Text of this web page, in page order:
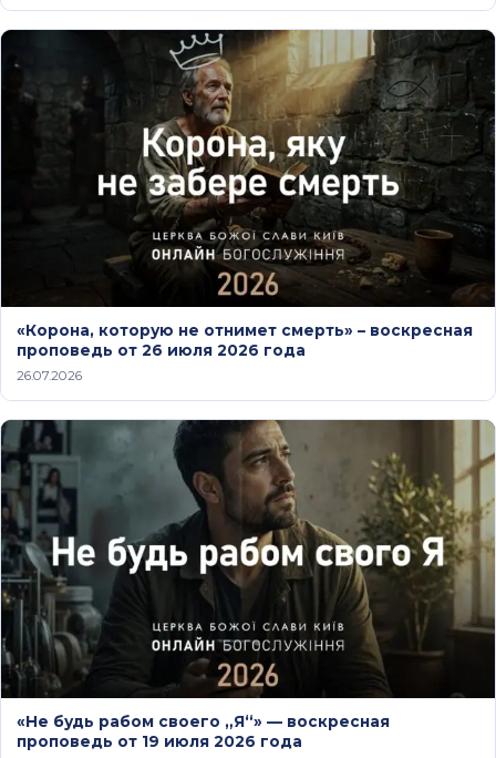
«Корона, которую не отнимет смерть» – воскресная
проповедь от 26 июля 2026 года
26.07.2026
«Не будь рабом своего „Я“» — воскресная
проповедь от 19 июля 2026 года